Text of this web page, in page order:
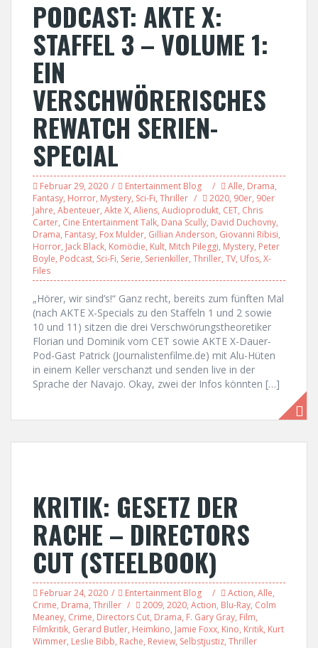
PODCAST: AKTE X:
STAFFEL 3 – VOLUME 1:
EIN
VERSCHWÖRERISCHES
REWATCH SERIEN-
SPECIAL
Februar 29, 2020 Entertainment Blog Alle, Drama,
Fantasy, Horror, Mystery, Sci-Fi, Thriller 2020, 90er, 90er
Jahre, Abenteuer, Akte X, Aliens, Audioprodukt, CET, Chris
Carter, Cine Entertainment Talk, Dana Scully, David Duchovny,
Drama, Fantasy, Fox Mulder, Gillian Anderson, Giovanni Ribisi,
Horror, Jack Black, Komödie, Kult, Mitch Pileggi, Mystery, Peter
Boyle, Podcast, Sci-Fi, Serie, Serienkiller, Thriller, TV, Ufos, X-
Files
„Hörer, wir sind’s!“ Ganz recht, bereits zum fünften Mal
(nach AKTE X-Specials zu den Staffeln 1 und 2 sowie
10 und 11) sitzen die drei Verschwörungstheoretiker
Florian und Dominik vom CET sowie AKTE X-Dauer-
Pod-Gast Patrick (Journalistenfilme.de) mit Alu-Hüten
in einem Keller verschanzt und senden live in der
Sprache der Navajo. Okay, zwei der Infos könnten […]
KRITIK: GESETZ DER
RACHE – DIRECTORS
CUT (STEELBOOK)
Februar 24, 2020 Entertainment Blog Action, Alle,
Crime, Drama, Thriller 2009, 2020, Action, Blu-Ray, Colm
Meaney, Crime, Directors Cut, Drama, F. Gary Gray, Film,
Filmkritik, Gerard Butler, Heimkino, Jamie Foxx, Kino, Kritik, Kurt
Wimmer, Leslie Bibb, Rache, Review, Selbstjustiz, Thriller